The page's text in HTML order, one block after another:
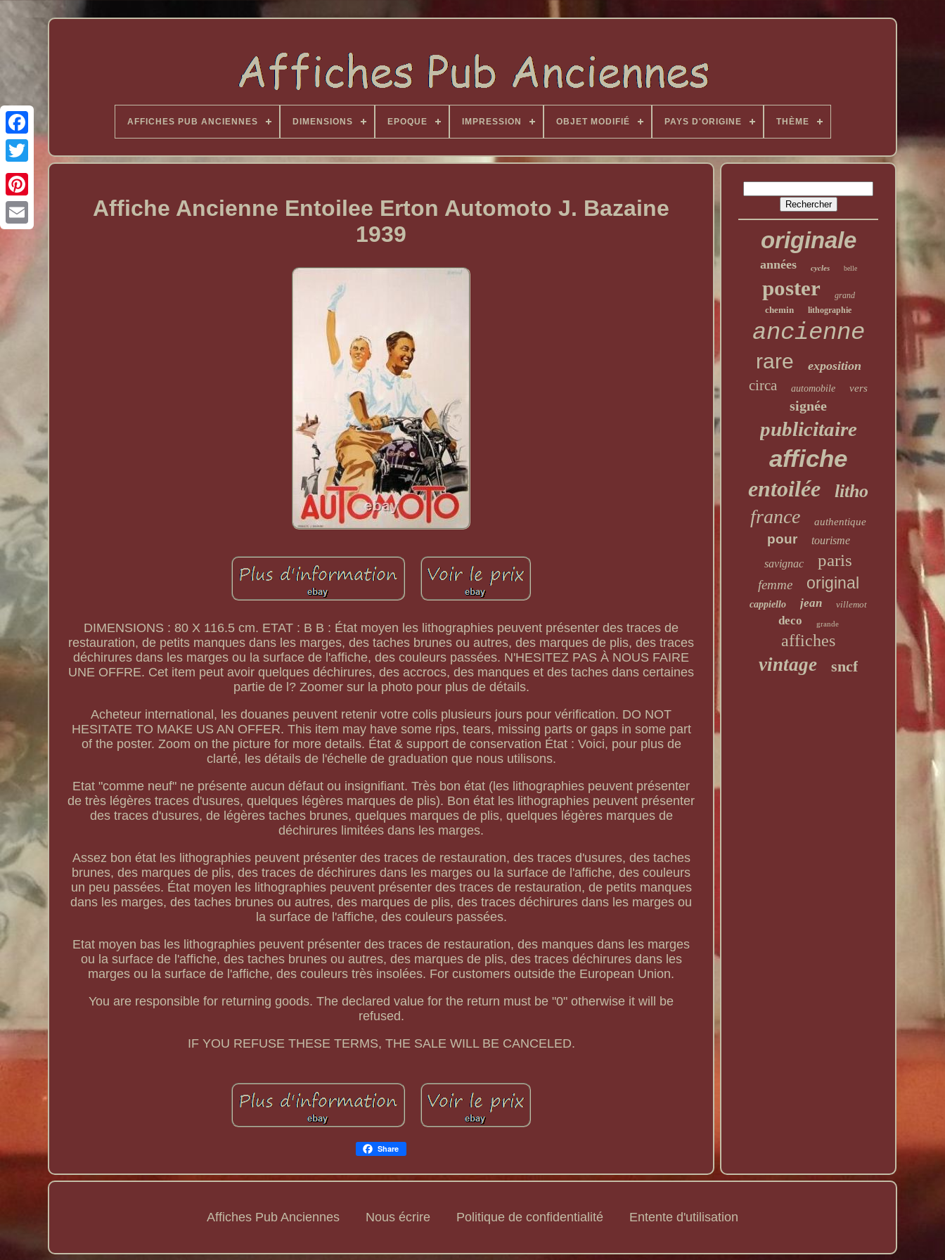
AFFICHES PUB ANCIENNES DIMENSIONS EPOQUE IMPRESSION OBJET MODIFIÉ PAYS D'ORIGINE THÈME
Affiche Ancienne Entoilee Erton Automoto J. Bazaine
1939
DIMENSIONS : 80 X 116.5 cm. ETAT : B B : État moyen les lithographies peuvent présenter des traces de
restauration, de petits manques dans les marges, des taches brunes ou autres, des marques de plis, des traces
déchirures dans les marges ou la surface de l'affiche, des couleurs passées. N'HESITEZ PAS À NOUS FAIRE
UNE OFFRE. Cet item peut avoir quelques déchirures, des accrocs, des manques et des taches dans certaines
partie de l? Zoomer sur la photo pour plus de détails.
Acheteur international, les douanes peuvent retenir votre colis plusieurs jours pour vérification. DO NOT
HESITATE TO MAKE US AN OFFER. This item may have some rips, tears, missing parts or gaps in some part
of the poster. Zoom on the picture for more details. État & support de conservation État : Voici, pour plus de
clarté, les détails de l'échelle de graduation que nous utilisons.
Etat "comme neuf" ne présente aucun défaut ou insignifiant. Très bon état (les lithographies peuvent présenter
de très légères traces d'usures, quelques légères marques de plis). Bon état les lithographies peuvent présenter
des traces d'usures, de légères taches brunes, quelques marques de plis, quelques légères marques de
déchirures limitées dans les marges.
Assez bon état les lithographies peuvent présenter des traces de restauration, des traces d'usures, des taches
brunes, des marques de plis, des traces de déchirures dans les marges ou la surface de l'affiche, des couleurs
un peu passées. État moyen les lithographies peuvent présenter des traces de restauration, de petits manques
dans les marges, des taches brunes ou autres, des marques de plis, des traces déchirures dans les marges ou
la surface de l'affiche, des couleurs passées.
Etat moyen bas les lithographies peuvent présenter des traces de restauration, des manques dans les marges
ou la surface de l'affiche, des taches brunes ou autres, des marques de plis, des traces déchirures dans les
marges ou la surface de l'affiche, des couleurs très insolées. For customers outside the European Union.
You are responsible for returning goods. The declared value for the return must be "0" otherwise it will be
refused.
IF YOU REFUSE THESE TERMS, THE SALE WILL BE CANCELED.
Share
originale
années cycles belle
poster grand
chemin lithographie
ancienne
rare exposition
circa automobile vers
signée
publicitaire
affiche
entoilée litho
france authentique
pour
tourisme
savignac
paris
femme original
cappiello jean villemot
deco grande
affiches
vintage sncf
Affiches Pub Anciennes Nous écrire Politique de confidentialité Entente d'utilisation